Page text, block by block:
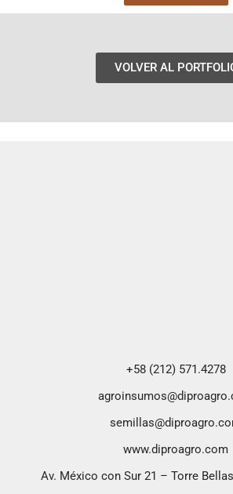
VOLVER AL
+58 (212) 571.4278
www.diproagro.com
Av. México con Sur 21 – Torre